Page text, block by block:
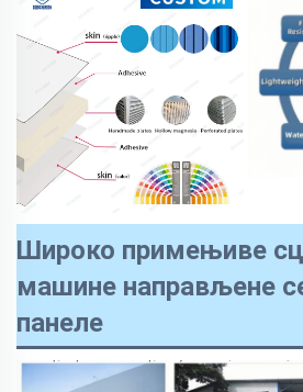
Широко примењиве
машине направљене
панеле